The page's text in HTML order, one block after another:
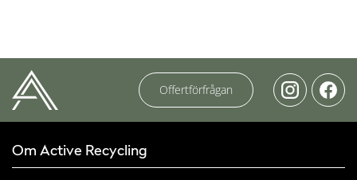
Offertförfrågan
Om Active Recycling